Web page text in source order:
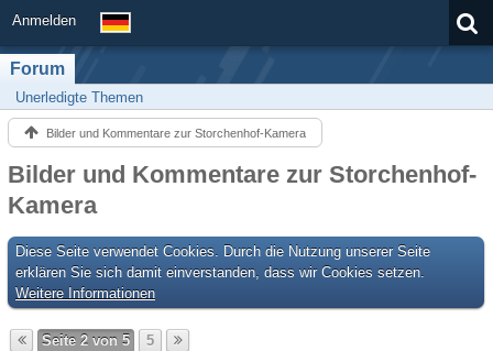
Anmelden
Forum
Unerledigte Themen
Bilder und Kommentare zur Storchenhof-Kamera
Bilder und Kommentare zur Storchenhof-
Kamera
Diese Seite verwendet Cookies. Durch die Nutzung unserer Seite
erklären Sie sich damit einverstanden, dass wir Cookies setzen.
Weitere Informationen
Seite 2 von 5 5